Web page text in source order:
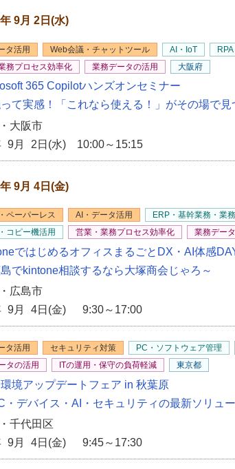
9月 2日(水)
タ活用 Web会議・チャットツール AI・IoT RPA
務プロセス効率化
業務データの活用 大阪府
365 Copilotハンズオンセミナー
って実感！「これなら使える！」がその場で見
大阪市
9月 2日(水) 10:00～15:15
9月 4日(金)
ペーパーレス AI・データ活用 ERP・基幹業務・業
コピー機活用
営業・業務プロセス効率化 業務デー
ではじめるオフィスまるごとDX・AI体感
島でkintone相談するなら大塚商会じゃろ～
広島市
9月 4日(金) 9:30～17:00
タ活用 セキュリティ対策 PC・ソフトウェア管理
タの活用
ITの運用・保守の負荷軽減 東京都
境アップデートフェア in 秋葉原
・デバイス・AI・セキュリティの最新ソリュ
千代田区
9月 4日(金) 9:45～17:30